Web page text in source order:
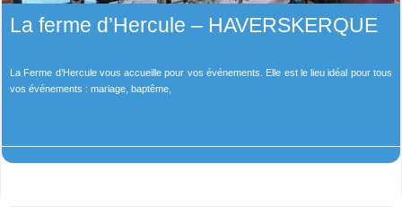
La ferme d’Hercule – HAVERSKERQUE
La Ferme d’Hercule vous accueille pour vos événements. Elle est le lieu idéal pour tous
vos événements : mariage, baptême,